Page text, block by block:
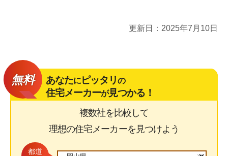
更新日： 2025年7月10日
無料 あなたにピッタリの
住宅メーカーが見つかる！
複数社を比較して
理想の住宅メーカーを見つけよう
都道